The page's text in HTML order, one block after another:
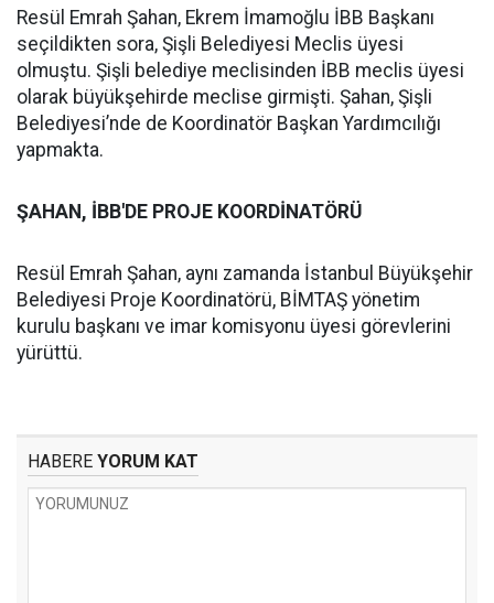
Resül Emrah Şahan, Ekrem İmamoğlu İBB Başkanı
seçildikten sora, Şişli Belediyesi Meclis üyesi
olmuştu. Şişli belediye meclisinden İBB meclis üyesi
olarak büyükşehirde meclise girmişti. Şahan, Şişli
Belediyesi’nde de Koordinatör Başkan Yardımcılığı
yapmakta.
ŞAHAN, İBB'DE PROJE KOORDİNATÖRÜ
Resül Emrah Şahan, aynı zamanda İstanbul Büyükşehir
Belediyesi Proje Koordinatörü, BİMTAŞ yönetim
kurulu başkanı ve imar komisyonu üyesi görevlerini
yürüttü.
HABERE YORUM KAT